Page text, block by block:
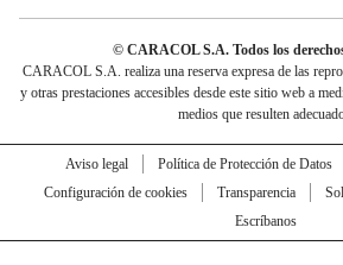
© CARACOL S.A. Todos los
CARACOL S.A. realiza una reserva expresa de las
y otras prestaciones accesibles desde este sitio web a
medios que resulten
Aviso legal Política de Protección de Datos
Configuración de cookies
Transparencia
Escríbanos